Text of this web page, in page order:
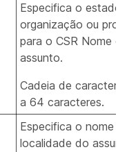
Especifica o estado
organização ou
para o CSR Nome
assunto.
Cadeia de
a 64 caracteres.
Especifica o nome
localidade do